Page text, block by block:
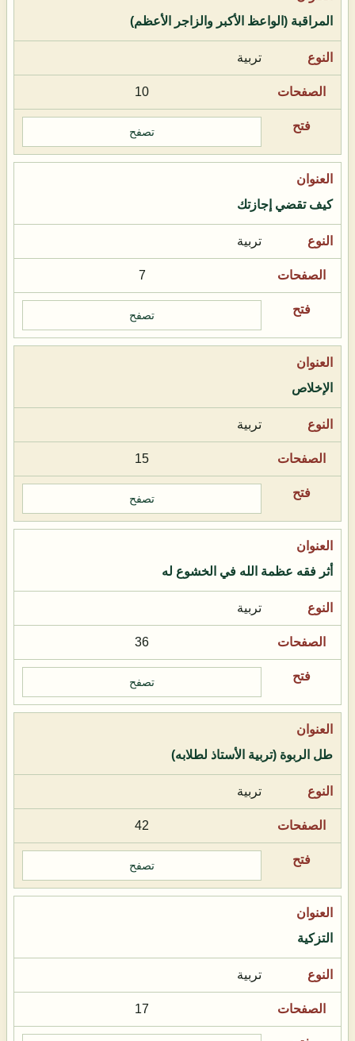
المراقبة (الواعظ الأكبر والزاجر الأعظم)
تربية
10
تصفح
كيف تقضي إجازتك
تربية
7
تصفح
الإخلاص
تربية
15
تصفح
أثر فقه عظمة الله في الخشوع له
تربية
36
تصفح
طل الربوة (تربية الأستاذ لطلابه)
تربية
42
تصفح
التزكية
تربية
17